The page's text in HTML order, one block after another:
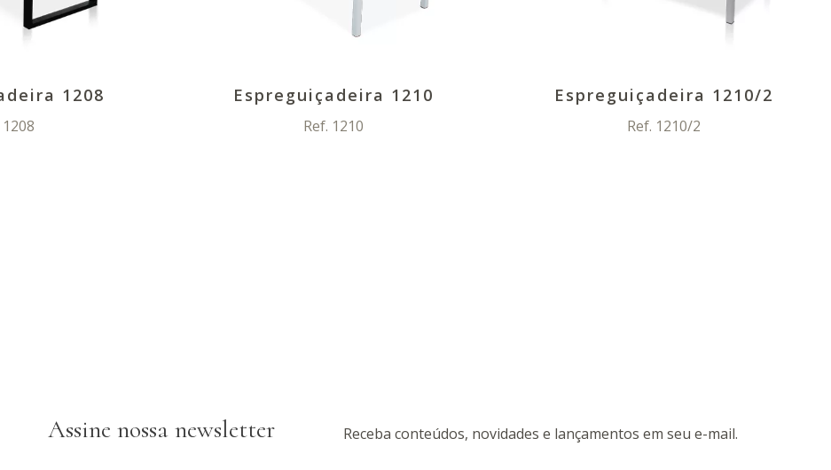
1208 Espreguiçadeira 1210
Ref. 1210
Espreguiçadeira 1210/2
Ref. 1210/2
Assine nossa newsletter Receba conteúdos, novidades e lançamentos em seu e-mail.